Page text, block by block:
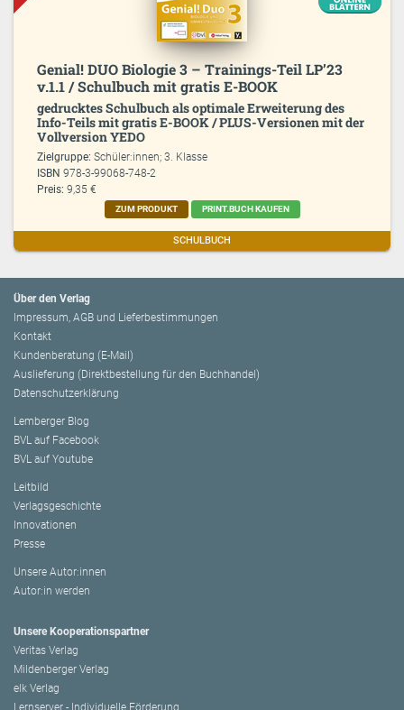
Genial! DUO Biologie 3 – Trainings-Teil LP’23
v.1.1 / Schulbuch mit gratis E-BOOK
gedrucktes Schulbuch als optimale Erweiterung des
Info-Teils mit gratis E-BOOK / PLUS-Versionen mit der
Vollversion YEDO
Zielgruppe:Schüler:innen; 3. Klasse
ISBN978-3-99068-748-2
Preis: 9,35 €
ZUM PRODUKT PRINT.BUCH KAUFEN
SCHULBUCH
Über den Verlag
Impressum, AGB und Lieferbestimmungen
Kontakt
Kundenberatung (E-Mail)
Auslieferung (Direktbestellung für den Buchhandel)
Datenschutzerklärung
Lemberger Blog
BVL auf Facebook
BVL auf Youtube
Leitbild
Verlagsgeschichte
Innovationen
Presse
Unsere Autor:innen
Autor:in werden
Unsere Kooperationspartner
Veritas Verlag
Mildenberger Verlag
elk Verlag
Lernserver - Individuelle Förderung